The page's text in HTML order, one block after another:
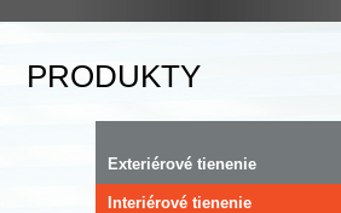
PRODUKTY
Exteriérové tienenie
Interiérové tienenie